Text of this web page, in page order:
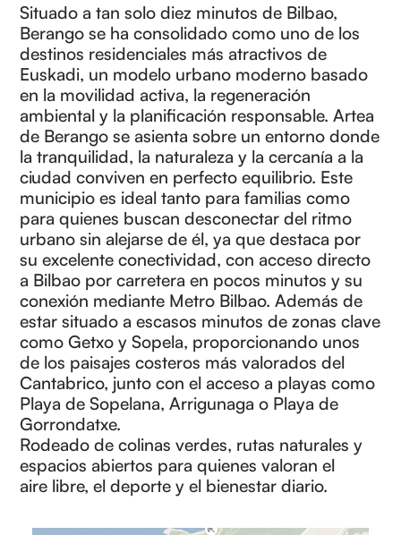
Situado a tan solo diez minutos de Bilbao,
Berango se ha consolidado como uno de los
destinos residenciales más atractivos de
Euskadi, un modelo urbano moderno basado
en la movilidad activa, la regeneración
ambiental y la planificación responsable. Artea
de Berango se asienta sobre un entorno donde
la tranquilidad, la naturaleza y la cercanía a la
ciudad conviven en perfecto equilibrio. Este
municipio es ideal tanto para familias como
para quienes buscan desconectar del ritmo
urbano sin alejarse de él, ya que destaca por
su excelente conectividad, con acceso directo
a Bilbao por carretera en pocos minutos y su
conexión mediante Metro Bilbao. Además de
estar situado a escasos minutos de zonas clave
como Getxo y Sopela, proporcionando unos
de los paisajes costeros más valorados del
Cantabrico, junto con el acceso a playas como
Playa de Sopelana, Arrigunaga o Playa de
Gorrondatxe.
Rodeado de colinas verdes, rutas naturales y
espacios abiertos para quienes valoran el
aire libre, el deporte y el bienestar diario.